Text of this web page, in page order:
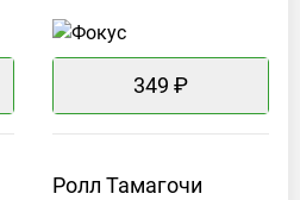
349 ₽
Ролл Тамагочи